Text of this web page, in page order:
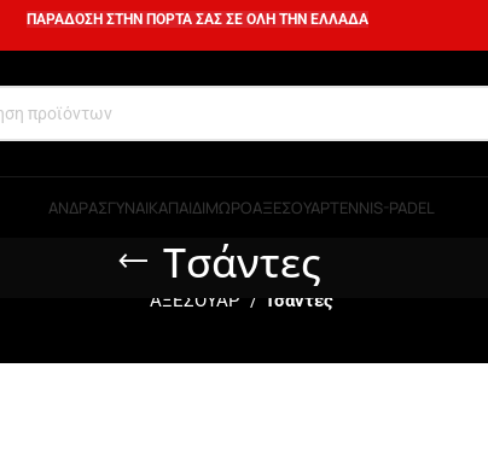
ΠΑΡΑΔΟΣΗ ΣΤΗΝ ΠΟΡΤΑ ΣΑΣ ΣΕ ΟΛΗ ΤΗΝ ΕΛΛΑΔΑ
ΑΝΔΡΑΣΓΥΝΑΙΚΑΠΑΙΔΙΜΩΡΟΑΞΕΣΟΥΑΡTENNIS-PADEL
Τσάντες
ΑΞΕΣΟΥΑΡ Τσάντες